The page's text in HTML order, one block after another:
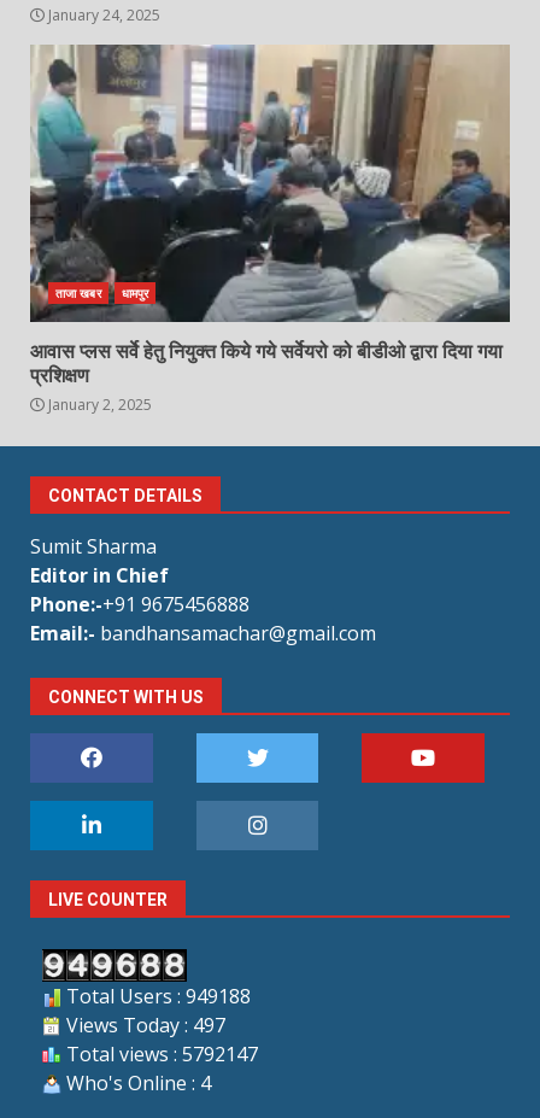
January 24, 2025
ताजा खबर धामपुर
आवास प्लस सर्वे हेतु नियुक्त किये गये सर्वेयरो को बीडीओ द्वारा दिया गया
प्रशिक्षण
January 2, 2025
CONTACT DETAILS
Sumit Sharma
Editor in Chief
Phone:-+91 9675456888
Email:- bandhansamachar@gmail.com
CONNECT WITH US
LIVE COUNTER
Total Users : 949188
Views Today : 497
Total views : 5792147
Who's Online : 4